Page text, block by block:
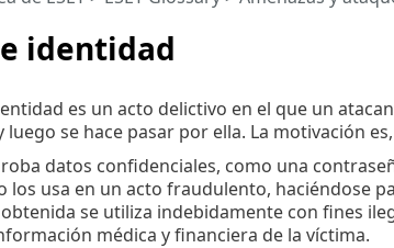
identidad
es un acto delictivo en el que un
luego se hace pasar por ella. La motivación
datos confidenciales, como una
los usa en un acto fraudulento, haciéndose
se utiliza indebidamente con fines
médica y financiera de la víctima.